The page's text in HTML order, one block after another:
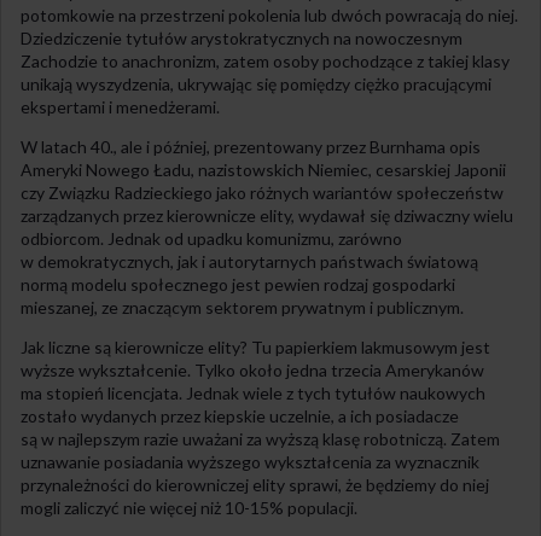
potomkowie na przestrzeni pokolenia lub dwóch powracają do niej.
Dziedziczenie tytułów arystokratycznych na nowoczesnym
Zachodzie to anachronizm, zatem osoby pochodzące z takiej klasy
unikają wyszydzenia, ukrywając się pomiędzy ciężko pracującymi
ekspertami i menedżerami.
W latach 40., ale i później, prezentowany przez Burnhama opis
Ameryki Nowego Ładu, nazistowskich Niemiec, cesarskiej Japonii
czy Związku Radzieckiego jako różnych wariantów społeczeństw
zarządzanych przez kierownicze elity, wydawał się dziwaczny wielu
odbiorcom. Jednak od upadku komunizmu, zarówno
w demokratycznych, jak i autorytarnych państwach światową
normą modelu społecznego jest pewien rodzaj gospodarki
mieszanej, ze znaczącym sektorem prywatnym i publicznym.
Jak liczne są kierownicze elity? Tu papierkiem lakmusowym jest
wyższe wykształcenie. Tylko około jedna trzecia Amerykanów
ma stopień licencjata. Jednak wiele z tych tytułów naukowych
zostało wydanych przez kiepskie uczelnie, a ich posiadacze
są w najlepszym razie uważani za wyższą klasę robotniczą. Zatem
uznawanie posiadania wyższego wykształcenia za wyznacznik
przynależności do kierowniczej elity sprawi, że będziemy do niej
mogli zaliczyć nie więcej niż 10-15% populacji.